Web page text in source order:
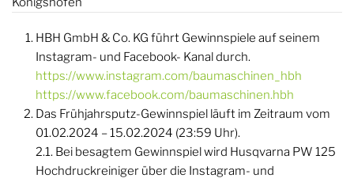
HBH GmbH & Co. KG führt Gewinnspiele auf seinem
Instagram- und Facebook- Kanal durch.
https://www.instagram.com/baumaschinen_hbh
https://www.facebook.com/baumaschinen.hbh
Das Frühjahrsputz-Gewinnspiel läuft im Zeitraum vom
01.02.2024 – 15.02.2024 (23:59 Uhr).
2.1. Bei besagtem Gewinnspiel wird Husqvarna PW 125
Hochdruckreiniger über die Instagram- und